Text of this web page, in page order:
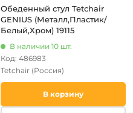
Обеденный стул Tetchair
GENIUS (Металл,Пластик/
Белый,Хром) 19115
В наличии 10 шт.
Код: 486983
Tetchair (Россия)
В корзину